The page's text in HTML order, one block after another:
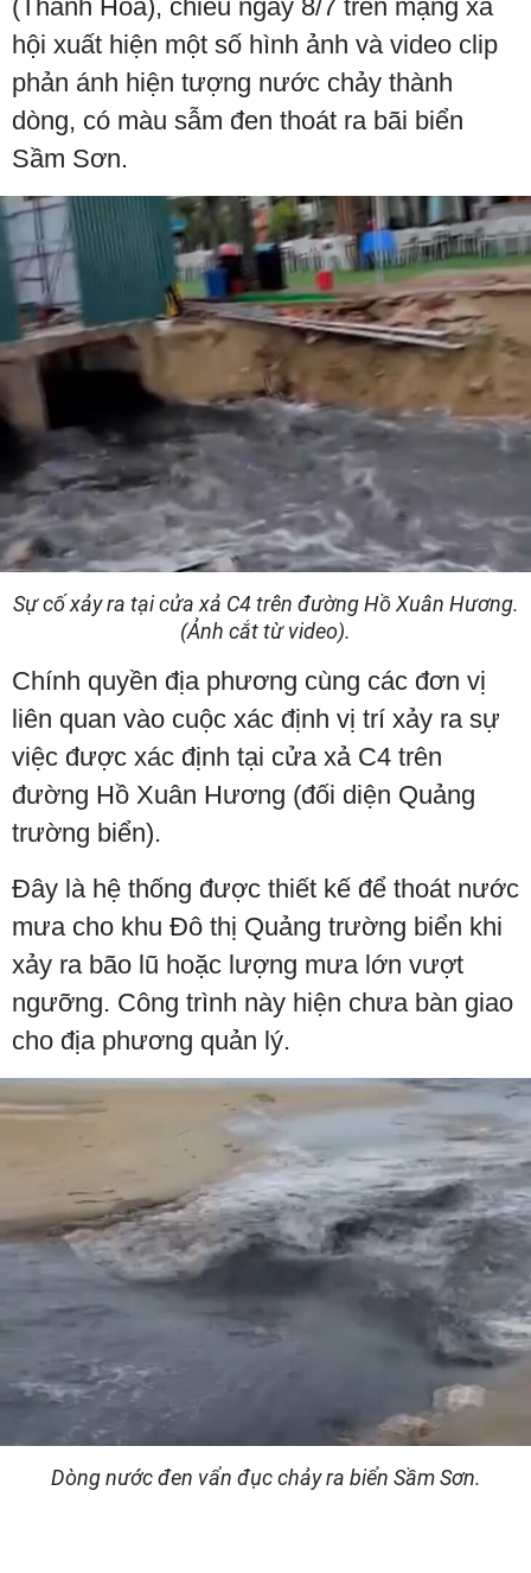
(Thanh Hóa), chiều ngày 8/7 trên mạng xã
hội xuất hiện một số hình ảnh và video clip
phản ánh hiện tượng nước chảy thành
dòng, có màu sẫm đen thoát ra bãi biển
Sầm Sơn.
Sự cố xảy ra tại cửa xả C4 trên đường Hồ Xuân Hương.
(Ảnh cắt từ video).
Chính quyền địa phương cùng các đơn vị
liên quan vào cuộc xác định vị trí xảy ra sự
việc được xác định tại cửa xả C4 trên
đường Hồ Xuân Hương (đối diện Quảng
trường biển).
Đây là hệ thống được thiết kế để thoát nước
mưa cho khu Đô thị Quảng trường biển khi
xảy ra bão lũ hoặc lượng mưa lớn vượt
ngưỡng. Công trình này hiện chưa bàn giao
cho địa phương quản lý.
Dòng nước đen vẩn đục chảy ra biển Sầm Sơn.